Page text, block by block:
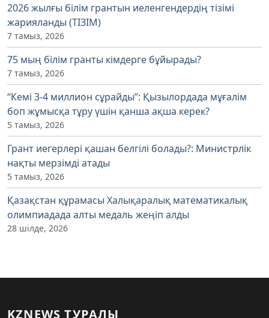
2026 жылғы білім грантын иеленгендердің тізімі
жарияланды (ТІЗІМ)
7 тамыз, 2026
75 мың білім гранты кімдерге бұйырады?
7 тамыз, 2026
“Кемі 3-4 миллион сұрайды”: Қызылордада мұғалім
боп жұмысқа тұру үшін қанша ақша керек?
5 тамыз, 2026
Грант иегерлері қашан белгілі болады?: Министрлік
нақты мерзімді атады
5 тамыз, 2026
Қазақстан құрамасы Халықаралық математикалық
олимпиадада алты медаль жеңіп алды
28 шілде, 2026
KZNEWS ТУРАЛЫ